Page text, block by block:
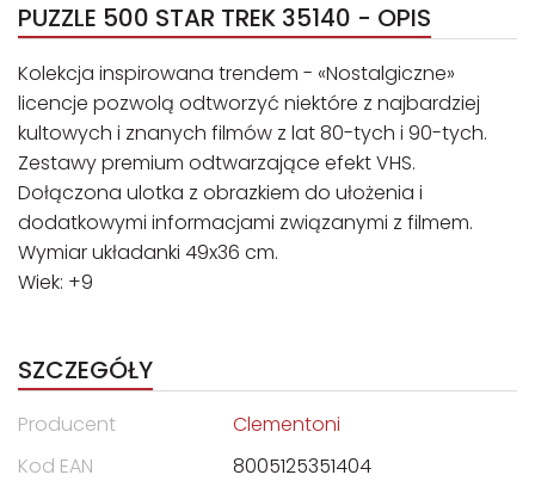
PUZZLE 500 STAR TREK 35140 - OPIS
Kolekcja inspirowana trendem - «Nostalgiczne»
licencje pozwolą odtworzyć niektóre z najbardziej
kultowych i znanych filmów z lat 80-tych i 90-tych.
Zestawy premium odtwarzające efekt VHS.
Dołączona ulotka z obrazkiem do ułożenia i
dodatkowymi informacjami związanymi z filmem.
Wymiar układanki 49x36 cm.
Wiek: +9
SZCZEGÓŁY
Producent
Clementoni
Kod EAN
8005125351404